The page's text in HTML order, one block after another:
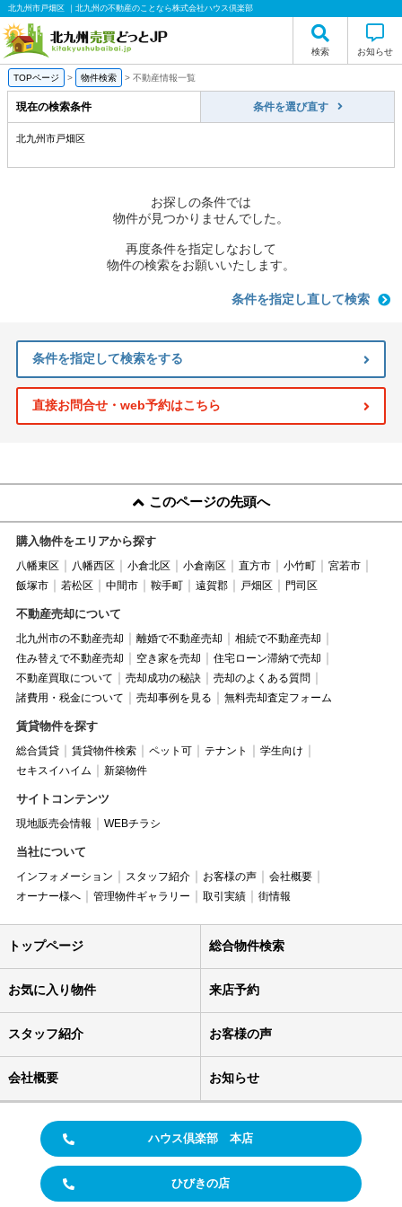
北九州市戸畑区 ｜北九州の不動産のことなら株式会社ハウス倶楽部
検索 お知らせ
TOPページ > 物件検索 > 不動産情報一覧
現在の検索条件 条件を選び直す
北九州市戸畑区
お探しの条件では
物件が見つかりませんでした。
再度条件を指定しなおして
物件の検索をお願いいたします。
条件を指定し直して検索
条件を指定して検索をする
直接お問合せ・web予約はこちら
このページの先頭へ
購入物件をエリアから探す
八幡東区 八幡西区 小倉北区 小倉南区 直方市 小竹町
宮若市
飯塚市
若松区 中間市 鞍手町 遠賀郡 戸畑区 門司区
不動産売却について
北九州市の不動産売却 離婚で不動産売却
相続で不動産売却
住み替えで不動産売却
空き家を売却
住宅ローン滞納で売却
不動産買取について
売却成功の秘訣
売却のよくある質問
諸費用・税金について
売却事例を見る 無料売却査定フォーム
賃貸物件を探す
総合賃貸 賃貸物件検索 ペット可 テナント
学生向け
セキスイハイム
新築物件
サイトコンテンツ
現地販売会情報 WEBチラシ
当社について
インフォメーション スタッフ紹介 お客様の声
会社概要
オーナー様へ
管理物件ギャラリー 取引実績 街情報
トップページ 総合物件検索
お気に入り物件 来店予約
スタッフ紹介 お客様の声
会社概要 お知らせ
ハウス倶楽部 本店
ひびきの店